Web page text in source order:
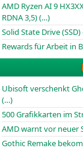
AMD Ryzen AI 9
RDNA 3,5) (…)
Solid State Drive
Rewards für Arbeit in
Ubisoft verschenkt
(…)
500 Grafikkarten im
AMD warnt vor neuer
Gothic Remake